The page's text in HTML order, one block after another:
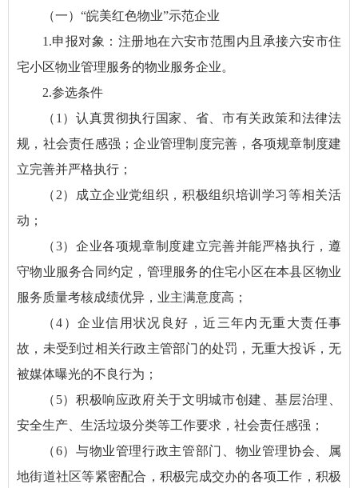
（一）“皖美红色物业”示范企业
1.申报对象：注册地在六安市范围内且承接六安市住
宅小区物业管理服务的物业服务企业。
2.参选条件
（1）认真贯彻执行国家、省、市有关政策和法律法
规，社会责任感强；企业管理制度完善，各项规章制度建
立完善并严格执行；
（2）成立企业党组织，积极组织培训学习等相关活
动；
（3）企业各项规章制度建立完善并能严格执行，遵
守物业服务合同约定，管理服务的住宅小区在本县区物业
服务质量考核成绩优异，业主满意度高；
（4）企业信用状况良好，近三年内无重大责任事
故，未受到过相关行政主管部门的处罚，无重大投诉，无
被媒体曝光的不良行为；
（5）积极响应政府关于文明城市创建、基层治理、
安全生产、生活垃圾分类等工作要求，社会责任感强；
（6）与物业管理行政主管部门、物业管理协会、属
地街道社区等紧密配合，积极完成交办的各项工作，积极